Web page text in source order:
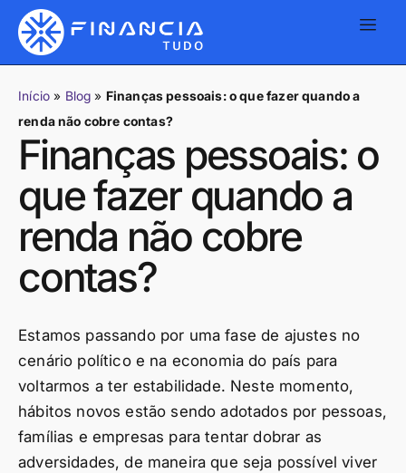
Início » Blog » Finanças pessoais: o que fazer quando a
renda não cobre contas?
Finanças pessoais: o
que fazer quando a
renda não cobre
contas?
Estamos passando por uma fase de ajustes no
cenário político e na economia do país para
voltarmos a ter estabilidade. Neste momento,
hábitos novos estão sendo adotados por pessoas,
famílias e empresas para tentar dobrar as
adversidades, de maneira que seja possível viver